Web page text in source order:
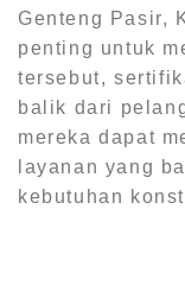
Genteng Pasir,
penting untuk
tersebut,
balik dari
mereka dapat
layanan yang
kebutuhan